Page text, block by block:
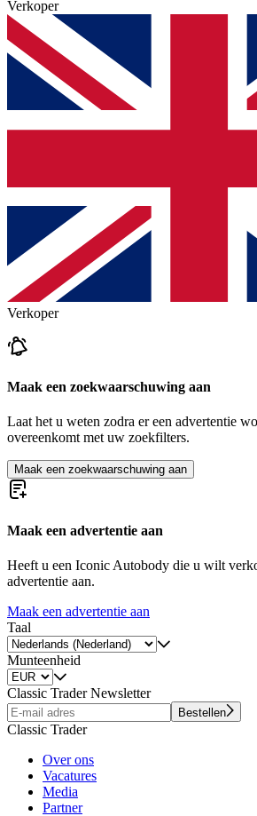
Verkoper
Verkoper
Maak een zoekwaarschuwing aan
Laat het u weten zodra er een advertentie
overeenkomt met uw zoekfilters.
Maak een zoekwaarschuwing aan
Maak een advertentie aan
Heeft u een Iconic Autobody die u wilt
advertentie aan.
Maak een advertentie aan
Taal
Munteenheid
Classic Trader Newsletter
Bestellen
Classic Trader
Over ons
Vacatures
Media
Partner